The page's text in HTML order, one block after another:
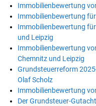
Immobilienbewertung
Immobilienbewertung
Immobilienbewertung
und Leipzig
Immobilienbewertung
Chemnitz und Leipzig
Grundsteuerreform
Olaf Scholz
Immobilienbewertung
Der Grundsteuer-